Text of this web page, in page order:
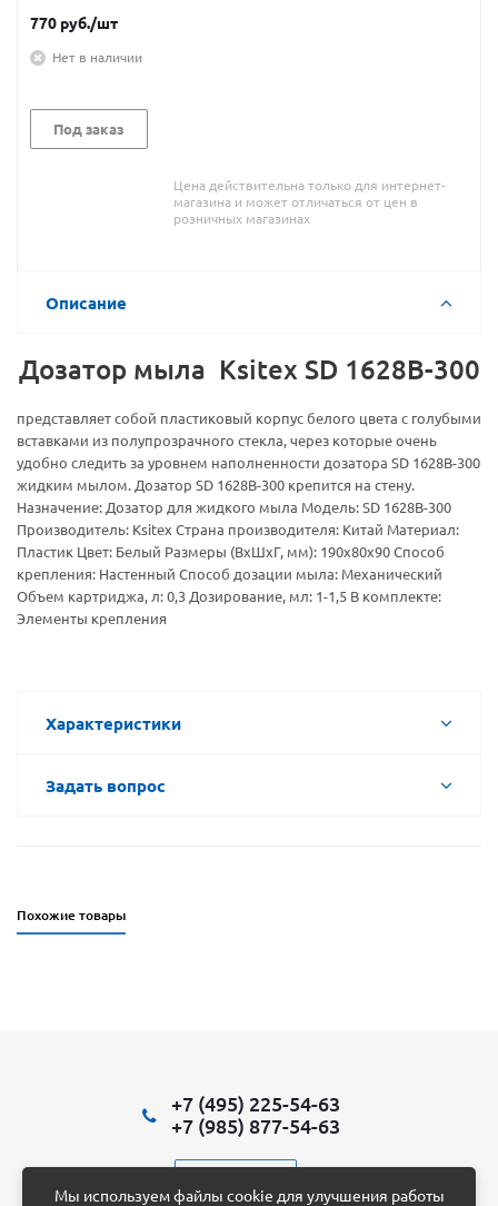
770 руб./шт
Нет в наличии
Под заказ
Цена действительна только для интернет-
магазина и может отличаться от цен в
розничных магазинах
Описание
Дозатор мыла Ksitex SD 1628В-300
представляет собой пластиковый корпус белого цвета с голубыми
вставками из полупрозрачного стекла, через которые очень
удобно следить за уровнем наполненности дозатора SD 1628В-300
жидким мылом. Дозатор SD 1628В-300 крепится на стену.
Назначение: Дозатор для жидкого мыла Модель: SD 1628В-300
Производитель: Ksitex Страна производителя: Китай Материал:
Пластик Цвет: Белый Размеры (ВxШxГ, мм): 190х80х90 Способ
крепления: Настенный Способ дозации мыла: Механический
Объем картриджа, л: 0,3 Дозирование, мл: 1-1,5 В комплекте:
Элементы крепления
Характеристики
Задать вопрос
Похожие товары
+7 (495) 225-54-63
+7 (985) 877-54-63
Мы используем файлы cookie для улучшения работы